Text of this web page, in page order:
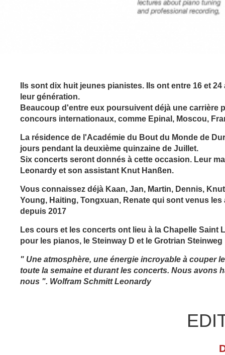
Ils sont dix huit jeunes pianistes. Ils ont entre 16 et
leur génération.
Beaucoup d'entre eux poursuivent déjà une carrière
concours internationaux, comme Epinal, Moscou,
La résidence de l'Académie du Bout du Monde de
jours pendant la deuxième quinzaine de Juillet.
Six concerts seront donnés à cette occasion. Leur
Leonardy et son assistant Knut Hanßen.
Vous connaissez déjà Kaan, Jan, Martin, Dennis,
Young, Haiting, Tongxuan, Renate qui sont venus les
depuis 2017
Les cours et les concerts ont lieu à la Chapelle
pour les pianos, le Steinway D et le Grotrian Steinweg
" Une atmosphère, une énergie incroyable à couper
toute la semaine et durant les concerts. Nous avons
nous ". Wolfram Schmitt Leonardy